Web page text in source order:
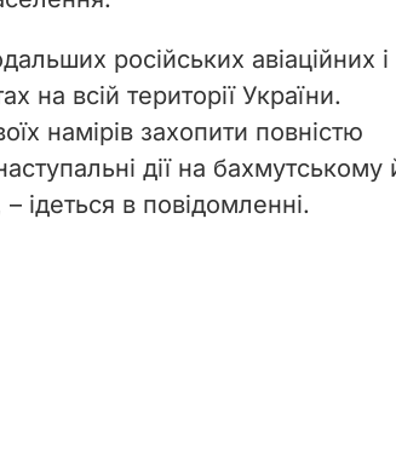
d
e
o
російських авіаційних і
на всій території України.
намірів захопити повністю
дії на бахмутському
ідеться в повідомленні.